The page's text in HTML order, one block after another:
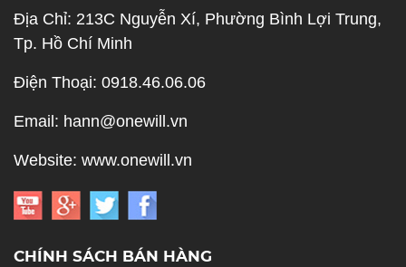
Địa Chỉ: 213C Nguyễn Xí, Phường Bình Lợi Trung,
Tp. Hồ Chí Minh
Điện Thoại: 0918.46.06.06
Email: hann@onewill.vn
Website: www.onewill.vn
CHÍNH SÁCH BÁN HÀNG